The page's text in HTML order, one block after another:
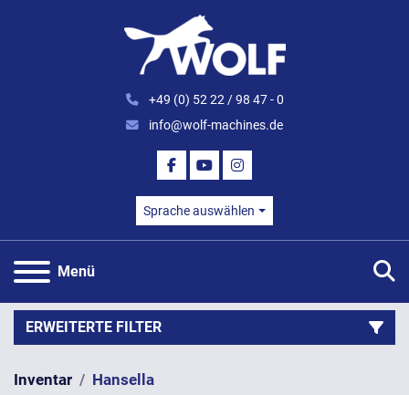
+49 (0) 52 22 / 98 47 - 0
info@wolf-machines.de
FACEBOOK
YOUTUBEINSTAGRAM
Sprache auswählen
Menü
ERWEITERTE FILTER
Kategorie
Inventar Hansella